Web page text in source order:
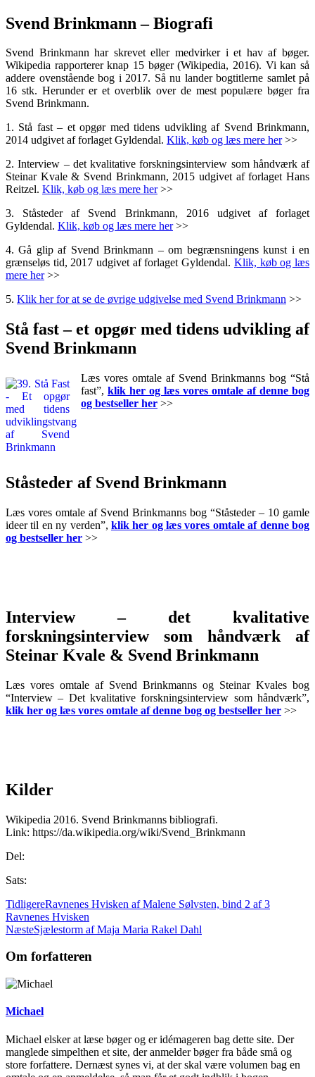
Svend Brinkmann – Biografi
Svend Brinkmann har skrevet eller medvirker i et hav af bøger.
Wikipedia rapporterer knap 15 bøger (Wikipedia, 2016). Vi kan så
addere ovenstående bog i 2017. Så nu lander bogtitlerne samlet på
16 stk. Herunder er et overblik over de mest populære bøger fra
Svend Brinkmann.
1. Stå fast – et opgør med tidens udvikling af Svend Brinkmann,
2014 udgivet af forlaget Gyldendal. Klik, køb og læs mere her>>
2. Interview – det kvalitative forskningsinterview som håndværk af
Steinar Kvale & Svend Brinkmann, 2015 udgivet af forlaget Hans
Reitzel. Klik, køb og læs mere her>>
3. Ståsteder af Svend Brinkmann, 2016 udgivet af forlaget
Gyldendal. Klik, køb og læs mere her>>
4. Gå glip af Svend Brinkmann – om begrænsningens kunst i en
grænseløs tid, 2017 udgivet af forlaget Gyldendal. Klik, køb og læs
mere her>>
5. Klik her for at se de øvrige udgivelse med Svend Brinkmann >>
Stå fast – et opgør med tidens udvikling af
Svend Brinkmann
Læs vores omtale af Svend Brinkmanns bog “Stå
fast”, klik her og læs vores omtale af denne bog
og bestseller her >>
Ståsteder af Svend Brinkmann
Læs vores omtale af Svend Brinkmanns bog “Ståsteder – 10 gamle
ideer til en ny verden”, klik her og læs vores omtale af denne bog
og bestseller her >>
Interview – det kvalitative
forskningsinterview som håndværk af
Steinar Kvale & Svend Brinkmann
Læs vores omtale af Svend Brinkmanns og Steinar Kvales bog
“Interview – Det kvalitative forskningsinterview som håndværk”,
klik her og læs vores omtale af denne bog og bestseller her >>
Kilder
Wikipedia 2016. Svend Brinkmanns bibliografi.
Link: https://da.wikipedia.org/wiki/Svend_Brinkmann
Del:
Sats:
TidligereRavnenes Hvisken af Malene Sølvsten, bind 2 af 3
Ravnenes Hvisken
NæsteSjælestorm af Maja Maria Rakel Dahl
Om forfatteren
Michael
Michael elsker at læse bøger og er idémageren bag dette site. Der
manglede simpelthen et site, der anmelder bøger fra både små og
store forfattere. Dernæst synes vi, at der skal være volumen bag en